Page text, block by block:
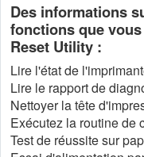
Des informations
fonctions que
Reset Utility :
Lire l'état de
Lire le rapport de
Nettoyer la tête
Exécutez la routine de
Test de réussite sur